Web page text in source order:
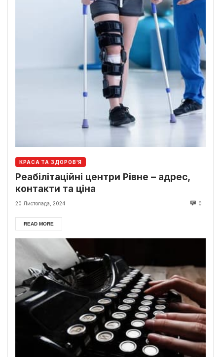
КРАСА ТА ЗДОРОВ'Я
Реабілітаційні центри Рівне – адрес,
контакти та ціна
20 Листопада, 2024 0
READ MORE